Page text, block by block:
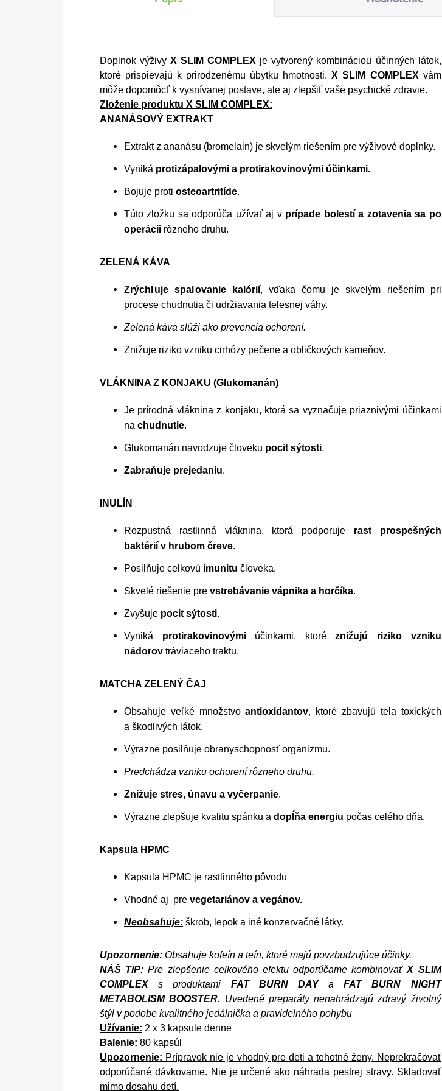
Doplnok výživy X SLIM COMPLEX je vytvorený kombináciou účinných látok,
ktoré prispievajú k prirodzenému úbytku hmotnosti.X SLIM COMPLEX vám
môže dopomôcť k vysnívanej postave, ale aj zlepšiť vaše psychické zdravie.
Zloženie produktu X SLIM COMPLEX:
ANANÁSOVÝ EXTRAKT
Extrakt z ananásu (bromelain) je skvelým riešením pre výživové doplnky.
Vyniká protizápalovými a protirakovinovými účinkami.
Bojuje proti osteoartritíde.
Túto zložku sa odporúča užívať aj v prípade bolestí a zotavenia sa po
operácii rôzneho druhu.
ZELENÁ KÁVA
Zrýchľuje spaľovanie kalórií, vďaka čomu je skvelým riešením pri
procese chudnutia či udržiavania telesnej váhy.
Zelená káva slúži ako prevencia ochorení.
Znižuje riziko vzniku cirhózy pečene a obličkových kameňov.
VLÁKNINA Z KONJAKU (Glukomanán)
Je prírodná vláknina z konjaku, ktorá sa vyznačuje priaznivými účinkami
na chudnutie.
Glukomanán navodzuje človeku pocit sýtosti.
Zabraňuje prejedaniu.
INULÍN
Rozpustná rastlinná vláknina, ktorá podporuje rast prospešných
baktérií v hrubom čreve.
Posilňuje celkovú imunitu človeka.
Skvelé riešenie pre vstrebávanie vápnika a horčíka.
Zvyšuje pocit sýtosti.
Vyniká protirakovinovými účinkami, ktoréznižujú riziko vzniku
nádorov tráviaceho traktu.
MATCHA ZELENÝ ČAJ
Obsahuje veľké množstvoantioxidantov, ktoré zbavujú tela toxických
a škodlivých látok.
Výrazne posilňuje obranyschopnosť organizmu.
Predchádza vzniku ochorení rôzneho druhu.
Znižuje stres, únavu a vyčerpanie.
Výrazne zlepšuje kvalitu spánku a dopĺňa energiu počas celého dňa.
Kapsula HPMC
Kapsula HPMC je rastlinného pôvodu
Vhodné aj pre vegetariánov a vegánov.
Neobsahuje: škrob, lepok a iné konzervačné látky.
Upozornenie: Obsahuje kofeín a teín, ktoré majú povzbudzujúce účinky.
NÁŠ TIP:Pre zlepšenie celkového efektu odporúčame kombinovaťX SLIM
COMPLEXs produktami FAT BURN DAYaFAT BURN NIGHT
METABOLISM BOOSTER. Uvedené preparáty nenahrádzajú zdravý životný
štýl v podobe kvalitného jedálnička a pravidelného pohybu
Užívanie: 2 x 3 kapsule denne
Balenie: 80 kapsúl
Upozornenie: Prípravok nie je vhodný pre deti a tehotné ženy. Neprekračovať
odporúčané dávkovanie. Nie je určené ako náhrada pestrej stravy. Skladovať
mimo dosahu detí.